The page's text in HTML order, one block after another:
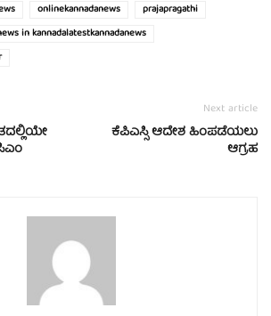
onlinekannadanews
prajapragathi
in kannadalatestkannadanews
Next article
ಕೆಪಿಎಸ್ಸಿ ಆದೇಶ ಹಿಂಪಡೆಯಲು
ಆಗ್ರಹ